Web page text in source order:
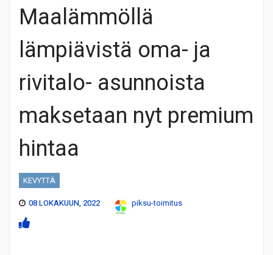
Maalämmöllä
lämpiävistä oma- ja
rivitalo- asunnoista
maksetaan nyt premium
hintaa
KEVYTTÄ
08 LOKAKUUN, 2022
piksu-toimitus